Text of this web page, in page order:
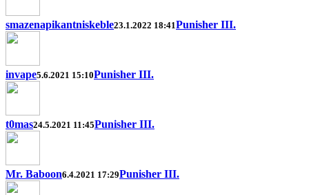
smazenapikantniskeble23.1.2022 18:41Punisher III.
invape5.6.2021 15:10Punisher III.
t0mas24.5.2021 11:45Punisher III.
Mr. Baboon6.4.2021 17:29Punisher III.